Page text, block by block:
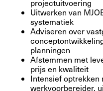
projectuitvoering
Uitwerken van
systematiek
Adviseren over
planningen
Afstemmen met
prijs en kwaliteit
Intensief optrekken
werkvoorbereider,